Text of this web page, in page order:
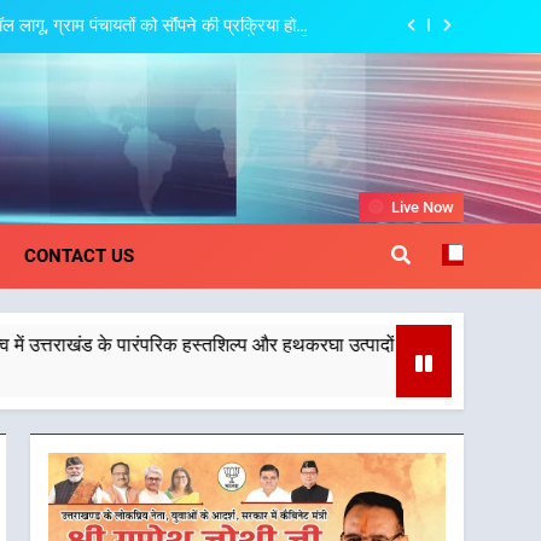
युवाओं के सुझावों से बनेगी विकास की नई दिशा
खातों में हस्तांतरण किया जा रहा है, जिससे पात्र
लोगों को सरकारी योजनाओं का सीधे लाभ मिल रहा है
पहचान दिलाने की दिशा में निरंतर प्रयास
ग्राम पंचायतों को सौंपने की प्रक्रिया होगी
और प्रभावी
खातों में हस्तांतरण किया जा रहा है, जिससे पात्र
को सरकारी योजनाओं का सीधे लाभ मिल रहा है
पहचान दिलाने की दिशा में निरंतर प्रयास
ग्राम पंचायतों को सौंपने की प्रक्रिया होगी
CONTACT US
Live Now
हस्तशिल्प और हथकरघा उत्पादों को राष्ट्रीय पहचान दिलाने की दिशा में